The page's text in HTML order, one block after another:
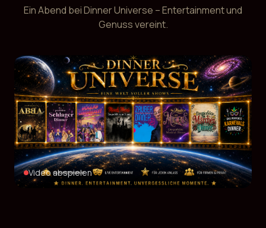
Ein Abend bei Dinner Universe – Entertainment und
Genuss vereint.
Video abspielen